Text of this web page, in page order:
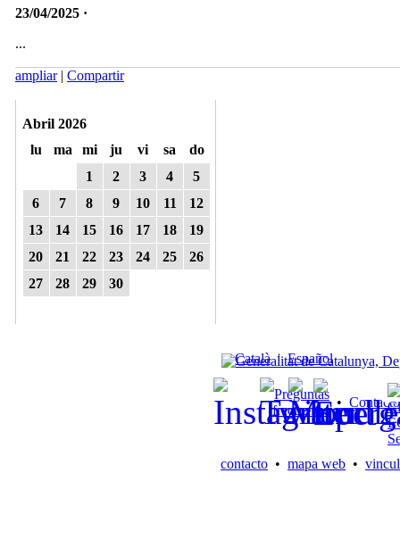
23/04/2025 ·
...
ampliar | Compartir
Abril 2026
lu
ma mi ju vi sa
do
1
2 3 4
5
6
7 8 9 10 11
12
13
14 15 16 17 18
19
20
21 22 23 24 25
26
27
28 29 30
Català | Español
Preguntas
frecuentes
• Contacto
contacto • mapa web •